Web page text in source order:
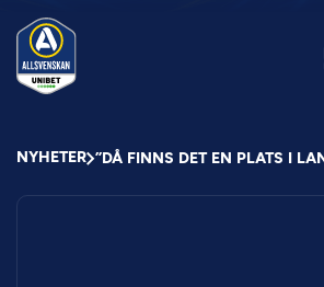
NYHETER ”DÅ FINNS DET EN PLATS I